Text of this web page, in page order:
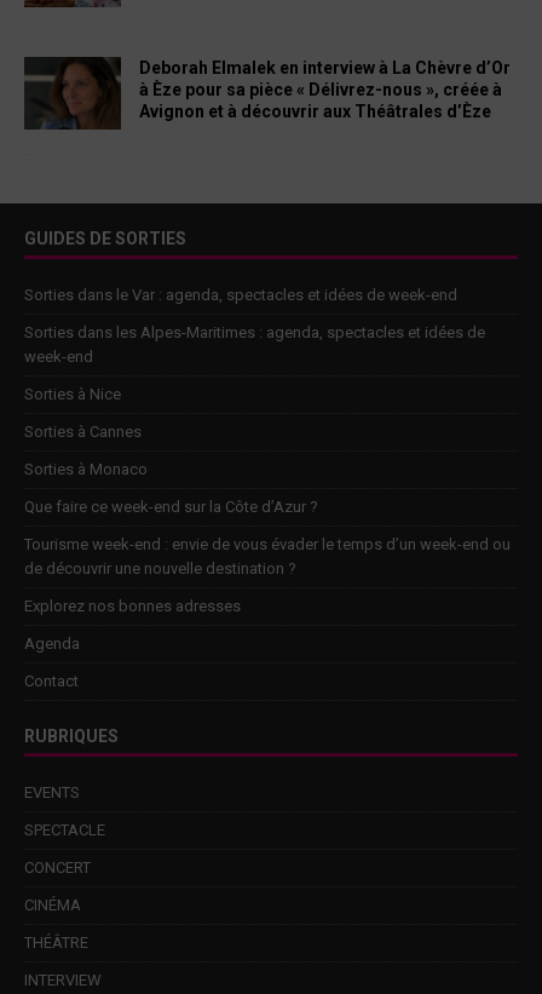
Deborah Elmalek en interview à La Chèvre d’Or
à Èze pour sa pièce « Délivrez-nous », créée à
Avignon et à découvrir aux Théâtrales d’Èze
GUIDES DE SORTIES
Sorties dans le Var : agenda, spectacles et idées de week-end
Sorties dans les Alpes-Maritimes : agenda, spectacles et idées de
week-end
Sorties à Nice
Sorties à Cannes
Sorties à Monaco
Que faire ce week-end sur la Côte d’Azur ?
Tourisme week-end : envie de vous évader le temps d’un week-end ou
de découvrir une nouvelle destination ?
Explorez nos bonnes adresses
Agenda
Contact
RUBRIQUES
EVENTS
SPECTACLE
CONCERT
CINÉMA
THÉÂTRE
INTERVIEW